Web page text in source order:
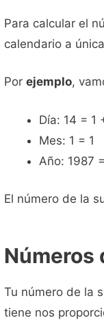
Para calcular el
calendario a
Por ejemplo,
Día: 14 = 1
Mes: 1 = 1
Año: 1987
El número de la
Números
Tu número de la
tiene nos